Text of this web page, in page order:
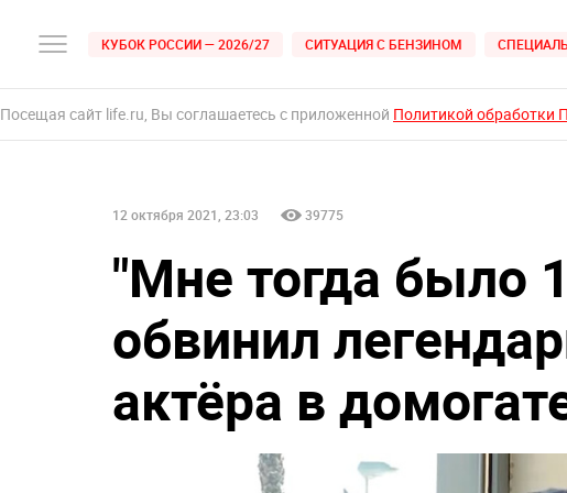
КУБОК РОССИИ — 2026/27 СИТУАЦИЯ С БЕНЗИНОМ
Посещая сайт life.ru, Вы соглашаетесь с приложенной Политикой обработки
12 октября 2021, 23:03 39775
"Мне тогда было
обвинил
актёра в